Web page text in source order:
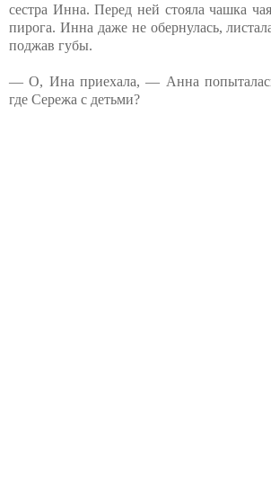
сестра Инна. Перед ней стояла чашка
пирога. Инна даже не обернулась,
поджав губы.
— О, Ина приехала, — Анна
где Сережа с детьми?